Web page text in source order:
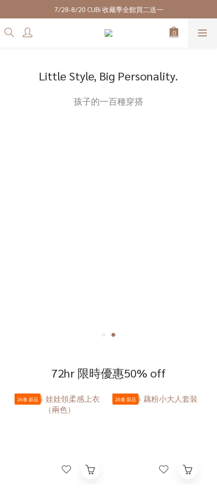
7/28-8/20 CUBi 收藏季全館買二送一
7/28-8/20 CUBi 收藏季全館買二送一
Little Style, Big Personality.
孩子的一百種穿搭
72hr 限時優惠50% off
26春 新品 26春 新品